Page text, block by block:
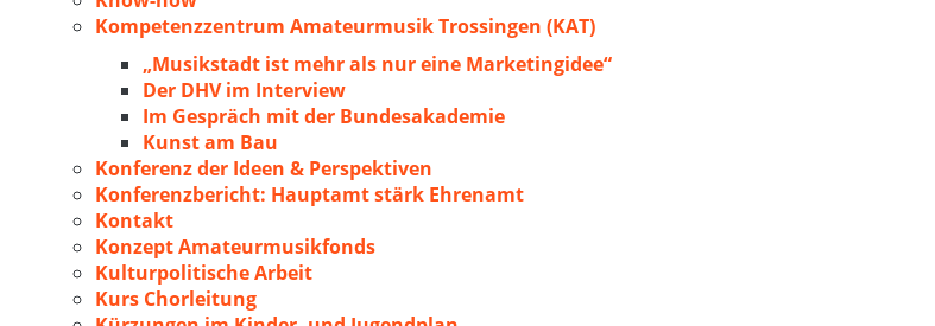
Kompetenzzentrum Amateurmusik Trossingen (KAT)
„Musikstadt ist mehr als nur eine Marketingidee“
Der DHV im Interview
Im Gespräch mit der Bundesakademie
Kunst am Bau
Konferenz der Ideen & Perspektiven
Konferenzbericht: Hauptamt stärk Ehrenamt
Kontakt
Konzept Amateurmusikfonds
Kulturpolitische Arbeit
Kurs Chorleitung